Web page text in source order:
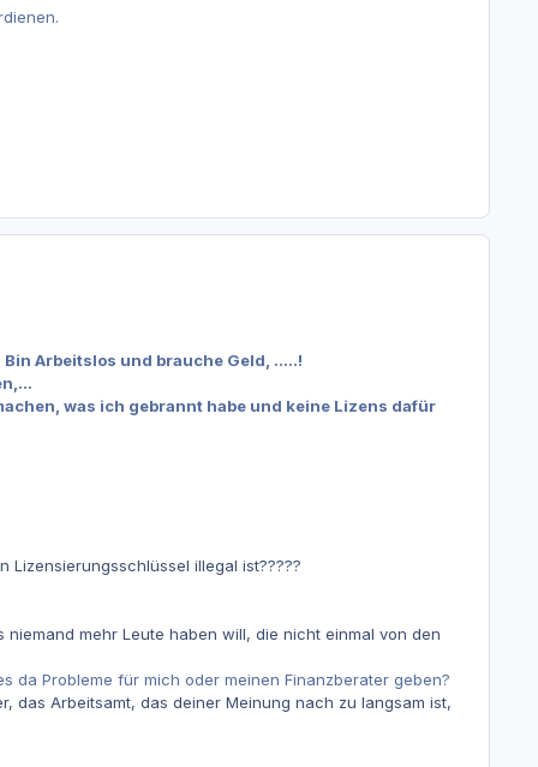
Arbeitslos und brauche Geld, .....!
was ich gebrannt habe und keine Lizens dafür
illegal ist?????
mehr Leute haben will, die nicht einmal von den
da Probleme für mich oder meinen Finanzberater geben?
das Arbeitsamt, das deiner Meinung nach zu langsam ist,